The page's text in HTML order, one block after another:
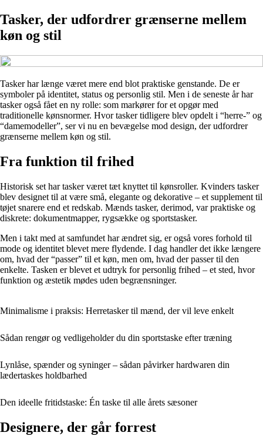
Tasker, der udfordrer grænserne mellem
køn og stil
Tasker har længe været mere end blot praktiske genstande. De er
symboler på identitet, status og personlig stil. Men i de seneste år har
tasker også fået en ny rolle: som markører for et opgør med
traditionelle kønsnormer. Hvor tasker tidligere blev opdelt i “herre-” og
“damemodeller”, ser vi nu en bevægelse mod design, der udfordrer
grænserne mellem køn og stil.
Fra funktion til frihed
Historisk set har tasker været tæt knyttet til kønsroller. Kvinders tasker
blev designet til at være små, elegante og dekorative – et supplement til
tøjet snarere end et redskab. Mænds tasker, derimod, var praktiske og
diskrete: dokumentmapper, rygsække og sportstasker.
Men i takt med at samfundet har ændret sig, er også vores forhold til
mode og identitet blevet mere flydende. I dag handler det ikke længere
om, hvad der “passer” til et køn, men om, hvad der passer til den
enkelte. Tasken er blevet et udtryk for personlig frihed – et sted, hvor
funktion og æstetik mødes uden begrænsninger.
Minimalisme i praksis: Herretasker til mænd, der vil leve enkelt
Sådan rengør og vedligeholder du din sportstaske efter træning
Lynlåse, spænder og syninger – sådan påvirker hardwaren din
lædertaskes holdbarhed
Den ideelle fritidstaske: Én taske til alle årets sæsoner
Designere, der går forrest